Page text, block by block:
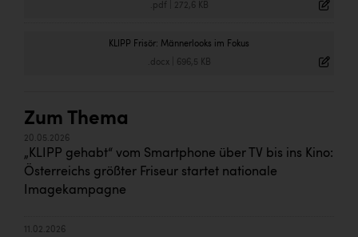
.pdf 272,6 KB
KLIPP Frisör: Männerlooks im Fokus
.docx| 696,5 KB
Zum Thema
20.05.2026
„KLIPP gehabt“ vom Smartphone über TV bis ins Kino:
Österreichs größter Friseur startet nationale
Imagekampagne
11.02.2026